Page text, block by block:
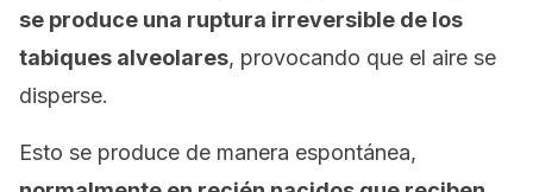
se produce una ruptura irreversible de los
tabiques alveolares, provocando que el aire se
disperse.
Esto se produce de manera espontánea,